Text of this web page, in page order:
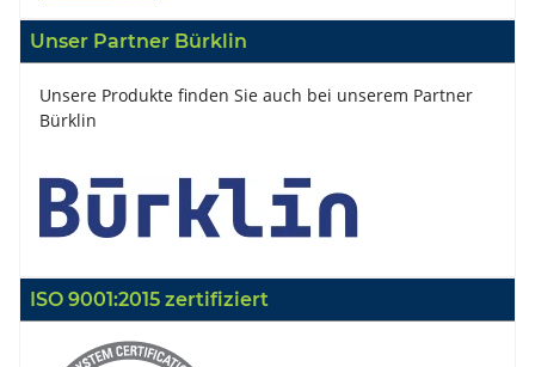
Unser Partner Bürklin
Unsere Produkte finden Sie auch bei unserem Partner
Bürklin
ISO 9001:2015 zertifiziert